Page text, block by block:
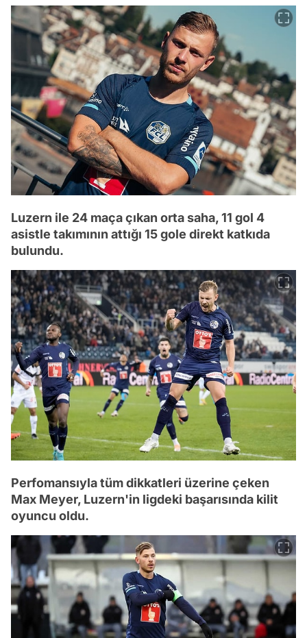
Luzern ile 24 maça çıkan orta saha, 11 gol 4
asistle takımının attığı 15 gole direkt katkıda
bulundu.
Perfomansıyla tüm dikkatleri üzerine çeken
Max Meyer, Luzern'in ligdeki başarısında kilit
oyuncu oldu.